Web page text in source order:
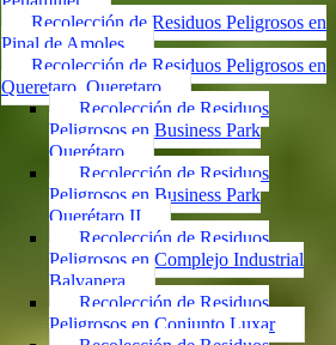
Recolección de Residuos Peligrosos en
Pinal de Amoles
Recolección de Residuos Peligrosos en
Queretaro, Queretaro
Recolección de Residuos
Peligrosos en Business Park
Querétaro
Recolección de Residuos
Peligrosos en Business Park
Querétaro II
Recolección de Residuos
Peligrosos en Complejo Industrial
Balvanera
Recolección de Residuos
Peligrosos en Conjunto Luxar